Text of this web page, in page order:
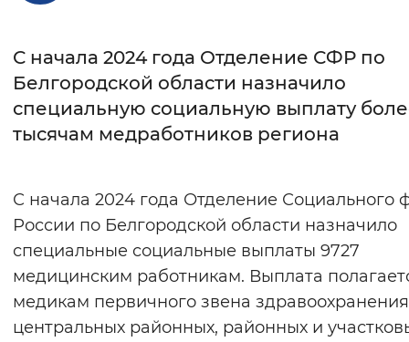
Без засечек
Интервал между буквами
Цвет сайта
Инверсивный
Синий фон
Изображения
С начала 2024 года Отделение СФР по
Белгородской области назначило
специальную социальную выплату
тысячам медработников региона
С начала 2024 года Отделение Социального
России по Белгородской области назначило
специальные социальные выплаты 9727
медицинским работникам. Выплата
медикам первичного звена
центральных районных, районных и